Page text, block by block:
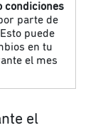
condiciones
parte de
puede
en tu
el mes
el